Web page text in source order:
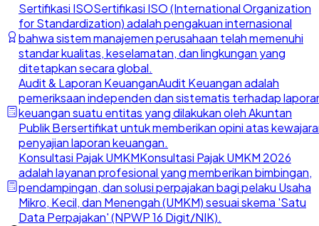
Sertifikasi ISOSertifikasi ISO (International Organization
for Standardization) adalah pengakuan internasional
bahwa sistem manajemen perusahaan telah memenuhi
standar kualitas, keselamatan, dan lingkungan yang
ditetapkan secara global.
Audit & Laporan KeuanganAudit Keuangan adalah
pemeriksaan independen dan sistematis terhadap
keuangan suatu entitas yang dilakukan oleh Akuntan
Publik Bersertifikat untuk memberikan opini atas
penyajian laporan keuangan.
Konsultasi Pajak UMKMKonsultasi Pajak UMKM 2026
adalah layanan profesional yang memberikan bimbingan,
pendampingan, dan solusi perpajakan bagi pelaku Usaha
Mikro, Kecil, dan Menengah (UMKM) sesuai skema 'Satu
Data Perpajakan' (NPWP 16 Digit/NIK).